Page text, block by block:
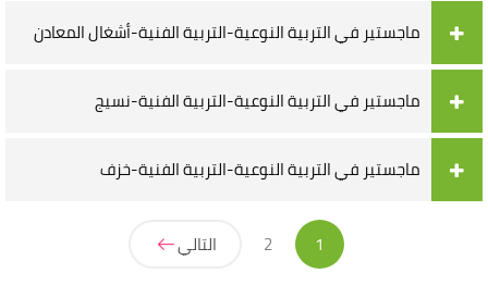
ماجستير في التربية النوعية-التربية الفنية-أشغال المعادن
ماجستير في التربية النوعية-التربية الفنية-نسيج
ماجستير في التربية النوعية-التربية الفنية-خزف
1 (حالي) 2 التالي